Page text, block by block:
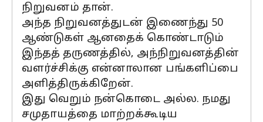
நிறுவனம் தான்.
அந்த நிறுவனத்துடன் இணைந்து 50
ஆண்டுகள் ஆனதைக் கொண்டாடும்
இந்தத் தருணத்தில், அந்நிறுவனத்தின்
வளர்ச்சிக்கு என்னாலான பங்களிப்பை
அளித்திருக்கிறேன்.
இது வெறும் நன்கொடை அல்ல. நமது
சமுதாயத்தை மாற்றக்கூடிய